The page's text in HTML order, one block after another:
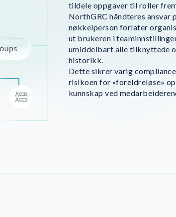
tildele oppgaver til roller
NorthGRC håndteres ansvar
nøkkelperson forlater
ut brukeren i
umiddelbart alle tilknyttede
historikk.
Dette sikrer varig
risikoen for «foreldreløse»
kunnskap ved